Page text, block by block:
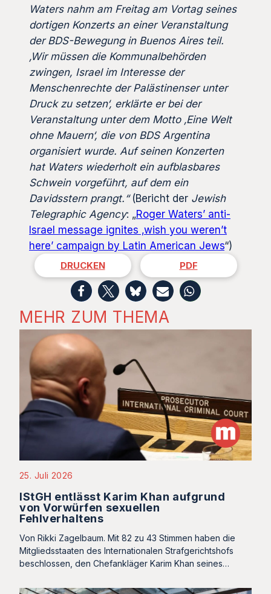
Waters nahm am Freitag am Vortag seines
dortigen Konzerts an einer Veranstaltung
der BDS-Bewegung in Buenos Aires teil.
‚Wir müssen die Kommunalbehörden
zwingen, Israel im Interesse der
Menschenrechte der Palästinenser unter
Druck zu setzen‘, erklärte er bei der
Veranstaltung unter dem Motto ‚Eine Welt
ohne Mauern‘, die von BDS Argentina
organisiert wurde. Auf seinen Konzerten
hat Waters wiederholt ein aufblasbares
Schwein vorgeführt, auf dem ein
Davidsstern prangt.“(Bericht der Jewish
Telegraphic Agency: „Roger Waters’ anti-
Israel message ignites ‚wish you weren’t
here’ campaign by Latin American Jews“)
DRUCKEN PDF
MEHR ZUM THEMA
25. Juli 2026
IStGH entlässt Karim Khan aufgrund
von Vorwürfen sexuellen
Fehlverhaltens
Von Rikki Zagelbaum. Mit 82 zu 43 Stimmen haben die
Mitgliedsstaaten des Internationalen Strafgerichtshofs
beschlossen, den Chefankläger Karim Khan seines…